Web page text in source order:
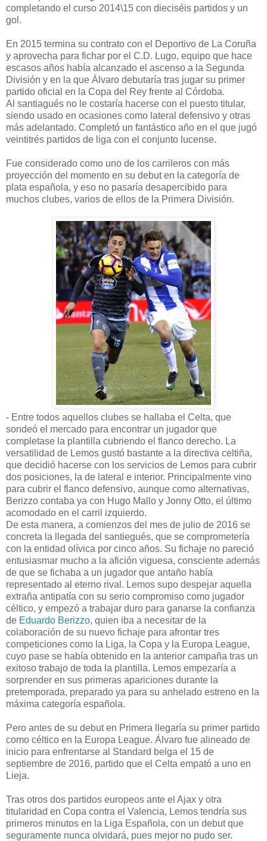
completando el curso 2014\15 con dieciséis partidos y un
gol.
En 2015 termina su contrato con el Deportivo de La Coruña
y aprovecha para fichar por el C.D. Lugo, equipo que hace
escasos años había alcanzado el ascenso a la Segunda
División y en la que Álvaro debutaría tras jugar su primer
partido oficial en la Copa del Rey frente al Córdoba.
Al santiagués no le costaría hacerse con el puesto titular,
siendo usado en ocasiones como lateral defensivo y otras
más adelantado. Completó un fantástico año en el que jugó
veintitrés partidos de liga con el conjunto lucense.
Fue considerado como uno de los carrileros con más
proyección del momento en su debut en la categoría de
plata española, y eso no pasaría desapercibido para
muchos clubes, varios de ellos de la Primera División.
- Entre todos aquellos clubes se hallaba el Celta, que
sondeó el mercado para encontrar un jugador que
completase la plantilla cubriendo el flanco derecho. La
versatilidad de Lemos gustó bastante a la directiva celtiña,
que decidió hacerse con los servicios de Lemos para cubrir
dos posiciones, la de lateral e interior. Principalmente vino
para cubrir el flanco defensivo, aunque como alternativas,
Berizzo contaba ya con Hugo Mallo y Jonny Otto, el último
acomodado en el carril izquierdo.
De esta manera, a comienzos del mes de julio de 2016 se
concreta la llegada del santiegués, que se comprometería
con la entidad olívica por cinco años. Su fichaje no pareció
entusiasmar mucho a la afición viguesa, consciente además
de que se fichaba a un jugador que antaño había
representado al eterno rival. Lemos supo despejar aquella
extraña antipatía con su serio compromiso como jugador
céltico, y empezó a trabajar duro para ganarse la confianza
de Eduardo Berizzo, quien iba a necesitar de la
colaboración de su nuevo fichaje para afrontar tres
competiciones como la Liga, la Copa y la Europa League,
cuyo pase se había obtenido en la anterior campaña tras un
exitoso trabajo de toda la plantilla. Lemos empezaría a
sorprender en sus primeras apariciones durante la
pretemporada, preparado ya para su anhelado estreno en la
máxima categoría española.
Pero antes de su debut en Primera llegaría su primer partido
como céltico en la Europa League. Álvaro fue alineado de
inicio para enfrentarse al Standard belga el 15 de
septiembre de 2016, partido que el Celta empató a uno en
Lieja.
Tras otros dos partidos europeos ante el Ajax y otra
titularidad en Copa contra el Valencia, Lemos tendría sus
primeros minutos en la Liga Española, con un debut que
seguramente nunca olvidará, pues mejor no pudo ser.